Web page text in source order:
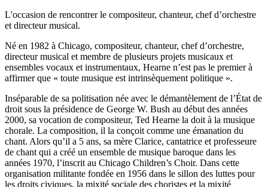
L'occasion de rencontrer le compositeur, chanteur, chef d’orchestre
et directeur musical.
Né en 1982 à Chicago, compositeur, chanteur, chef d’orchestre,
directeur musical et membre de plusieurs projets musicaux et
ensembles vocaux et instrumentaux, Hearne n’est pas le premier à
affirmer que « toute musique est intrinsèquement politique ».
Inséparable de sa politisation née avec le démantèlement de l’État de
droit sous la présidence de George W. Bush au début des années
2000, sa vocation de compositeur, Ted Hearne la doit à la musique
chorale. La composition, il la conçoit comme une émanation du
chant. Alors qu’il a 5 ans, sa mère Clarice, cantatrice et professeure
de chant qui a créé un ensemble de musique baroque dans les
années 1970, l’inscrit au Chicago Children’s Choir. Dans cette
organisation militante fondée en 1956 dans le sillon des luttes pour
les droits civiques, la mixité sociale des choristes et la mixité